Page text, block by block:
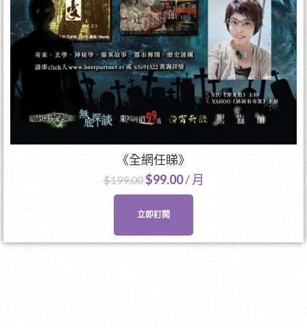
《全網任睇》
$199.00$99.00/ 月
立即訂閱